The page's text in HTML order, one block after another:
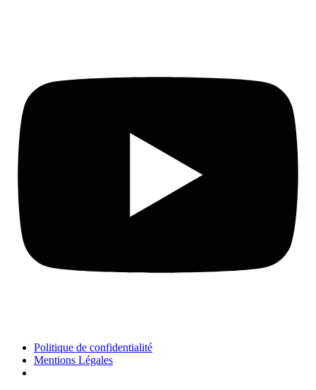
Politique de confidentialité
Mentions Légales